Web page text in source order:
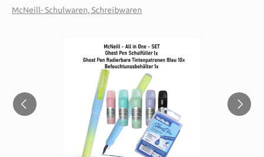
McNeill- Schulwaren, Schreibwaren
Bildergalerie überspringen